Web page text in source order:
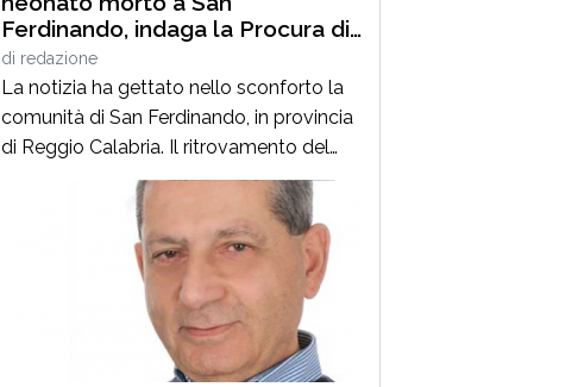
Ferdinando, indaga la Procura di
Palmi
di redazione
La notizia ha gettato nello sconforto la
comunità di San Ferdinando, in provincia
di Reggio Calabria. Il ritrovamento del
corpo senza vita di un neonato ha
attivato le indagini della procura di Palmi
che mirano a fare luce sull’accaduto. Non
si hanno, al momento, notizie certe sul
decesso: sono battute le piste che
conducono ad un […]